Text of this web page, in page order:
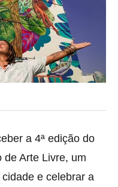
a 4ª edição do
de Arte Livre, um
e celebrar a